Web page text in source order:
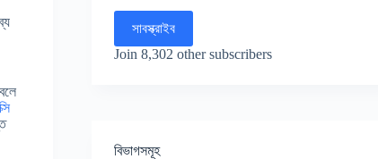
সাবস্ক্রাইব
Join 8,302 other subscribers
বিভাগসমূহ